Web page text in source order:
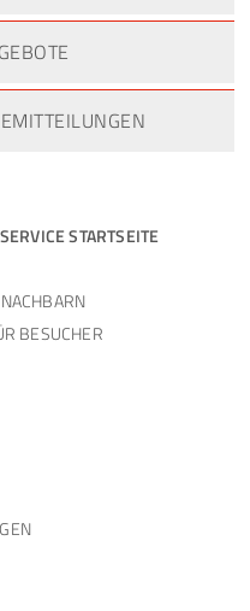
STARTSEITE
BESUCHER